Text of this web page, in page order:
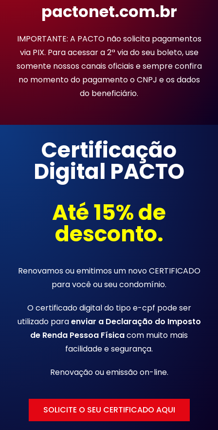
pactonet.com.br
IMPORTANTE: A PACTO não solicita pagamentos
via PIX. Para acessar a 2ª via do seu boleto, use
somente nossos canais oficiais e sempre confira
no momento do pagamento o CNPJ e os dados
do beneficiário.
Certificação
Digital PACTO
Até 15% de
desconto.
Renovamos ou emitimos um novo CERTIFICADO
para você ou seu condomínio.
O certificado digital do tipo e-cpf pode ser
utilizado paraenviar a Declaração do Imposto
de Renda Pessoa Físicacom muito mais
facilidade e segurança.
Renovação ou emissãoon-line.
SOLICITE O SEU CERTIFICADO AQUI